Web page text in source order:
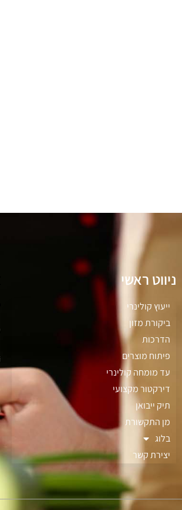
ניווט ראשי
ייעוץ קולינרי
ביקורת מזון
הדרכות
פיתוח מוצרים
עד מומחה קולינרי
דירקטור מקצועי
תיק ייבואן
מן התקשורת
בלוג
יצירת קשר